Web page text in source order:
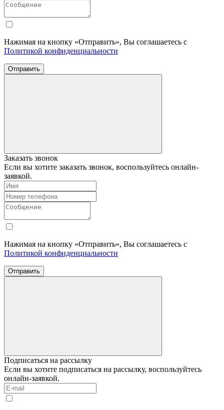
Нажимая на кнопку «Отправить», Вы соглашаетесь с
Политикой конфиденциальности
Отправить
Заказать звонок
Если вы хотите заказать звонок, воспользуйтесь онлайн-
заявкой.
Нажимая на кнопку «Отправить», Вы соглашаетесь с
Политикой конфиденциальности
Отправить
Подписаться на рассылку
Если вы хотите подписаться на рассылку, воспользуйтесь
онлайн-заявкой.